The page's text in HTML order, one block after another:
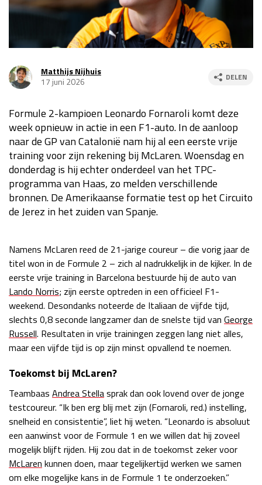
Race
za 13:00 - 15:00
Kwalificatie
za 23:00 - 00:00
Race
zo 21:00 - 23:00
GP MEXICO 2026 30 okt - 01 nov
Kwalificatie
za 22:00 - 23:00
Race
zo 21:00 - 23:00
Kwalificatie
za 19:00 - 20:00
Race
zo 18:00 - 20:00
LAS VEGAS GRAND PRIX 2026 20 - 22 nov
Kwalificatie
za 05:00 - 06:00
Race
zo 05:00 - 07:00
GP QATAR 2026 27 - 29 nov
Kwalificatie
za 19:00 - 20:00
Race
zo 17:00 - 19:00
GP ABU DHABI 2026 04 - 06 dec
Kwalificatie
za 15:00 - 16:00
Matthijs Nijhuis
17 juni 2026
DELEN
Formule 2-kampioen Leonardo Fornaroli komt deze
week opnieuw in actie in een F1-auto. In de aanloop
naar de GP van Catalonië nam hij al een eerste vrije
training voor zijn rekening bij McLaren. Woensdag en
donderdag is hij echter onderdeel van het TPC-
programma van Haas, zo melden verschillende
bronnen. De Amerikaanse formatie test op het Circuito
de Jerez in het zuiden van Spanje.
Namens McLaren reed de 21-jarige coureur – die vorig jaar de
titel won in de Formule 2 – zich al nadrukkelijk in de kijker. In de
eerste vrije training in Barcelona bestuurde hij de auto van
Lando Norris; zijn eerste optreden in een officieel F1-
weekend. Desondanks noteerde de Italiaan de vijfde tijd,
slechts 0,8 seconde langzamer dan de snelste tijd van George
Russell. Resultaten in vrije trainingen zeggen lang niet alles,
maar een vijfde tijd is op zijn minst opvallend te noemen.
Toekomst bij McLaren?
Teambaas Andrea Stellasprak dan ook lovend over de jonge
testcoureur. “Ik ben erg blij met zijn (Fornaroli, red.) instelling,
snelheid en consistentie”, liet hij weten. “Leonardo is absoluut
een aanwinst voor de Formule 1 en we willen dat hij zoveel
mogelijk blijft rijden. Hij zou dat in de toekomst zeker voor
McLaren kunnen doen, maar tegelijkertijd werken we samen
om elke mogelijke kans in de Formule 1 te onderzoeken.”